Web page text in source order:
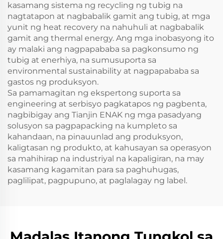
kasamang sistema ng recycling ng tubig na
nagtatapon at nagbabalik gamit ang tubig, at mga
yunit ng heat recovery na nahuhuli at nagbabalik
gamit ang thermal energy. Ang mga inobasyong ito
ay malaki ang nagpapababa sa pagkonsumo ng
tubig at enerhiya, na sumusuporta sa
environmental sustainability at nagpapababa sa
gastos ng produksyon.
Sa pamamagitan ng ekspertong suporta sa
engineering at serbisyo pagkatapos ng pagbenta,
nagbibigay ang Tianjin ENAK ng mga pasadyang
solusyon sa pagpapacking na kumpleto sa
kahandaan, na pinauunlad ang produksyon,
kaligtasan ng produkto, at kahusayan sa operasyon
sa mahihirap na industriyal na kapaligiran, na may
kasamang kagamitan para sa paghuhugas,
paglilipat, pagpupuno, at paglalagay ng label.